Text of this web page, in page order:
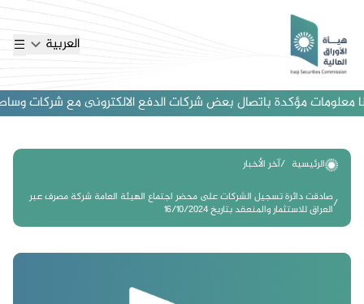
العربية
معلومات مؤكدة باتصال بعض شركات الدفع الالكترونى مع شركات وساطة
الرئيسية
آخر الأخبار
صادقت دائرة تسجيل الشركات على محضر اجتماع الهيئة العامة شركة مصرف عبر
العراق للاستثمار والمنعقد بتاريخ 16/10/2024